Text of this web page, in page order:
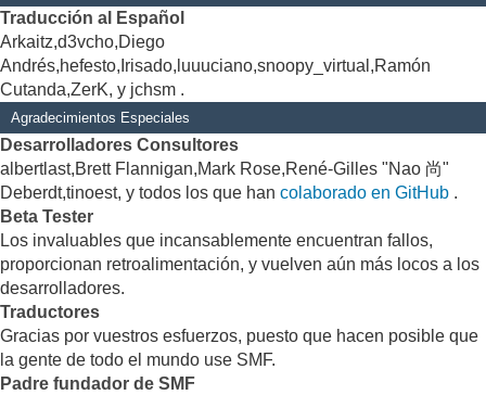
Traducción al Español
Arkaitz,d3vcho,Diego
Andrés,hefesto,Irisado,luuuciano,snoopy_virtual,Ramón
Cutanda,ZerK, y jchsm .
Agradecimientos Especiales
Desarrolladores Consultores
albertlast,Brett Flannigan,Mark Rose,René-Gilles "Nao 尚"
Deberdt,tinoest, y todos los que han colaborado en GitHub .
Beta Tester
Los invaluables que incansablemente encuentran fallos,
proporcionan retroalimentación, y vuelven aún más locos a los
desarrolladores.
Traductores
Gracias por vuestros esfuerzos, puesto que hacen posible que
la gente de todo el mundo use SMF.
Padre fundador de SMF